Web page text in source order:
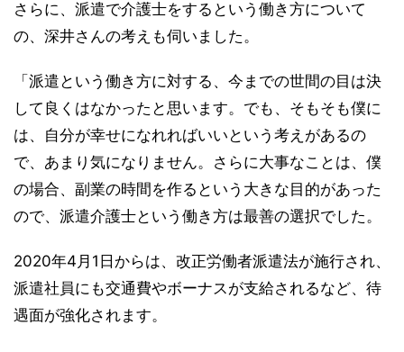
さらに、派遣で介護士をするという働き方について
の、深井さんの考えも伺いました。
「派遣という働き方に対する、今までの世間の目は決
して良くはなかったと思います。でも、そもそも僕に
は、自分が幸せになれればいいという考えがあるの
で、あまり気になりません。さらに大事なことは、僕
の場合、副業の時間を作るという大きな目的があった
ので、派遣介護士という働き方は最善の選択でした。
2020年4月1日からは、改正労働者派遣法が施行され、
派遣社員にも交通費やボーナスが支給されるなど、待
遇面が強化されます。